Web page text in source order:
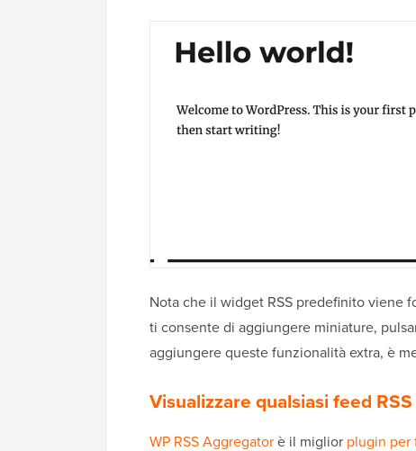
Nota che il widget RSS predefinito viene
ti consente di aggiungere miniature,
aggiungere queste funzionalità extra, è
Visualizzare qualsiasi feed
WP RSS Aggregatorè il miglior plugin per